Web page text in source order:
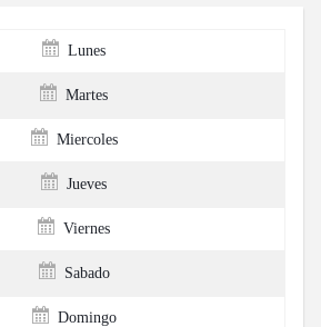
Lunes
Martes
Miercoles
Jueves
Viernes
Sabado
Domingo